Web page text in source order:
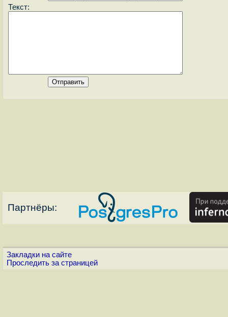
Текст:
Партнёры:
Закладки на сайте
Проследить за страницей